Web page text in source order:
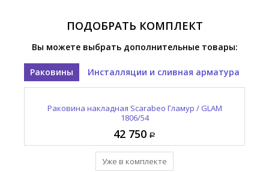
ПОДОБРАТЬ КОМПЛЕКТ
Вы можете выбрать дополнительные товары:
Раковины Инсталляции и сливная арматура
Раковина накладная Scarabeo Гламур / GLAM
1806/54
42 750
Уже в комплекте
Слив автоматический Scarabeo Луна / MOON
10010/C/CR/54
10 925
Добавить в комплект